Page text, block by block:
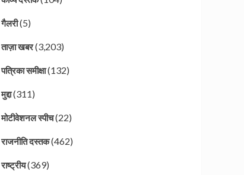
गैलरी(5)
ताज़ा खबर(3,203)
पत्रिका समीक्षा(132)
मुद्दा(311)
मोटीवेशनल स्पीच(22)
राजनीति दस्तक(462)
राष्ट्रीय(369)